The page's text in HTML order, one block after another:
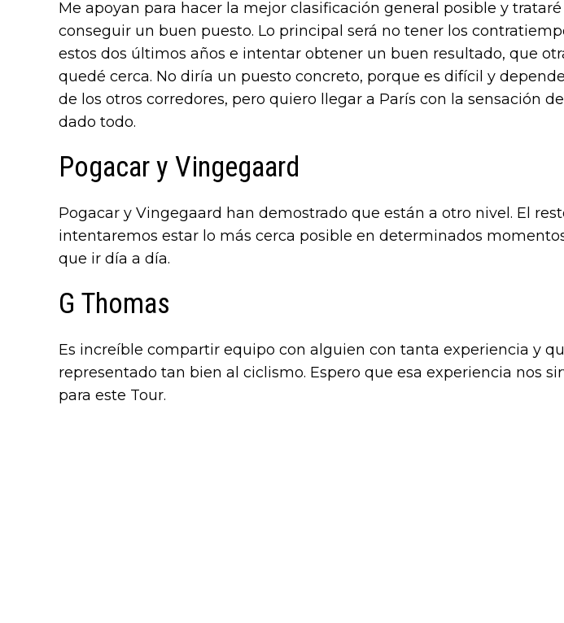
Me apoyan para hacer la mejor clasificación general posible y
conseguir un buen puesto. Lo principal será no tener los
estos dos últimos años e intentar obtener un buen resultado, que
quedé cerca. No diría un puesto concreto, porque es difícil y
de los otros corredores, pero quiero llegar a París con la sensación
dado todo.
Pogacar y Vingegaard
Pogacar y Vingegaard han demostrado que están a otro nivel. El
intentaremos estar lo más cerca posible en determinados
que ir día a día.
G Thomas
Es increíble compartir equipo con alguien con tanta experiencia y
representado tan bien al ciclismo. Espero que esa experiencia nos
para este Tour.